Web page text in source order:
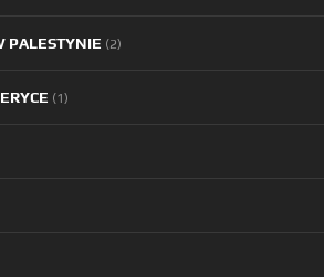
PALESTYNIE (2)
(1)